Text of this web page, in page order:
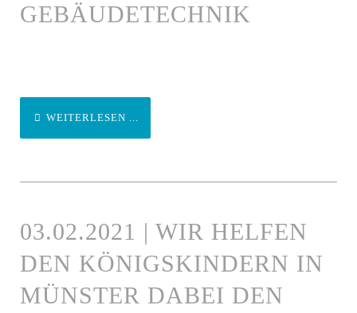
GEBÄUDETECHNIK
WEITERLESEN ...
03.02.2021 | WIR HELFEN
DEN KÖNIGSKINDERN IN
MÜNSTER DABEI DEN